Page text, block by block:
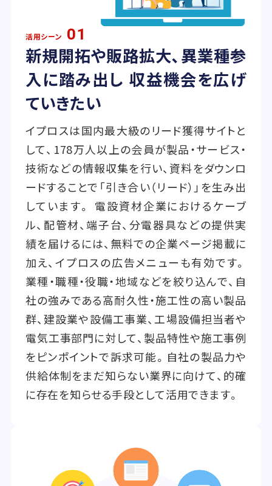
活用シーン 01
新規開拓や販路拡大、異業種参
入に踏み出し 収益機会を広げ
ていきたい
イプロスは国内最大級のリード獲得サイトと
して、178万人以上の会員が製品・サービス・
技術などの情報収集を行い、資料をダウンロ
ードすることで「引き合い（リード）」を生み出
しています。 電設資材企業におけるケーブ
ル、配管材、端子台、分電器具などの提供実
績を届けるには、無料での企業ページ掲載に
加え、イプロスの広告メニューも有効です。
業種・職種・役職・地域などを絞り込んで、自
社の強みである高耐久性・施工性の高い製品
群、建設業や設備工事業、工場設備担当者や
電気工事部門に対して、製品特性や施工事例
をピンポイントで訴求可能。自社の製品力や
供給体制をまだ知らない業界に向けて、的確
に存在を知らせる手段として活用できます。